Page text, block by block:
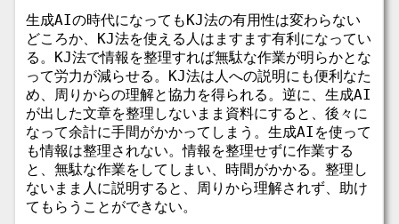
生成AIの時代になってもKJ法の有用性は変わらない
どころか、KJ法を使える人はますます有利になってい
る。KJ法で情報を整理すれば無駄な作業が明らかとな
って労力が減らせる。KJ法は人への説明にも便利なた
め、周りからの理解と協力を得られる。逆に、生成AI
が出した文章を整理しないまま資料にすると、後々に
なって余計に手間がかかってしまう。生成AIを使って
も情報は整理されない。情報を整理せずに作業する
と、無駄な作業をしてしまい、時間がかかる。整理し
ないまま人に説明すると、周りから理解されず、助け
てもらうことができない。